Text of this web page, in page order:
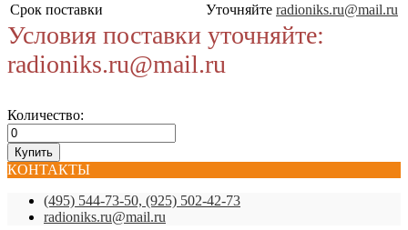
Срок поставки
Уточняйте radioniks.ru@mail.ru
Условия поставки уточняйте:
radioniks.ru@mail.ru
Количество:
КОНТАКТЫ
(495) 544-73-50, (925) 502-42-73
radioniks.ru@mail.ru